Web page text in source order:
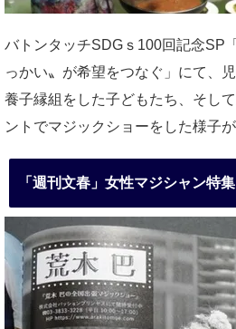
バトンタッチSDGｓ100回記念SP
っかい〟が希望をつなぐ」にて、
養子縁組をした子どもたち、そし
ントでマジックショーをした様子
「週刊文春」女性マジシャン特集